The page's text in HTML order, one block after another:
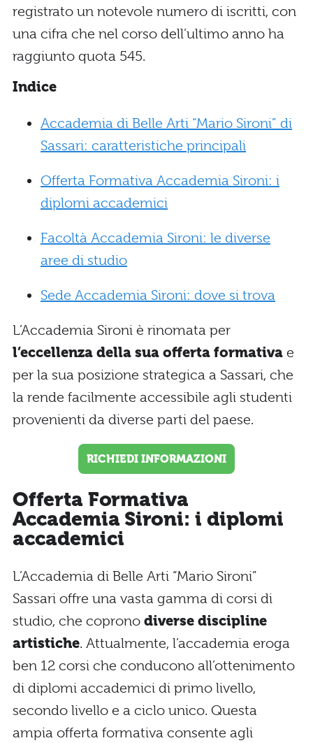
registrato un notevole numero di iscritti, con
una cifra che nel corso dell’ultimo anno ha
raggiunto quota 545.
Indice
Accademia di Belle Arti “Mario Sironi” di
Sassari: caratteristiche principali
Offerta Formativa Accademia Sironi: i
diplomi accademici
Facoltà Accademia Sironi: le diverse
aree di studio
Sede Accademia Sironi: dove si trova
L’Accademia Sironi è rinomata per
l’eccellenza della sua offerta formativa e
per la sua posizione strategica a Sassari, che
la rende facilmente accessibile agli studenti
provenienti da diverse parti del paese.
RICHIEDI INFORMAZIONI
Offerta Formativa
Accademia Sironi: i diplomi
accademici
L’Accademia di Belle Arti “Mario Sironi”
Sassari offre una vasta gamma di corsi di
studio, che coprono diverse discipline
artistiche. Attualmente, l’accademia eroga
ben 12 corsi che conducono all’ottenimento
di diplomi accademici di primo livello,
secondo livello e a ciclo unico. Questa
ampia offerta formativa consente agli